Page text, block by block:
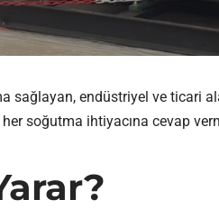
sağlayan, endüstriyel ve ticari
soğutma ihtiyacına cevap